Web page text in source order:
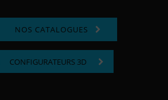
NOS CATALOGUES
CONFIGURATEURS 3D